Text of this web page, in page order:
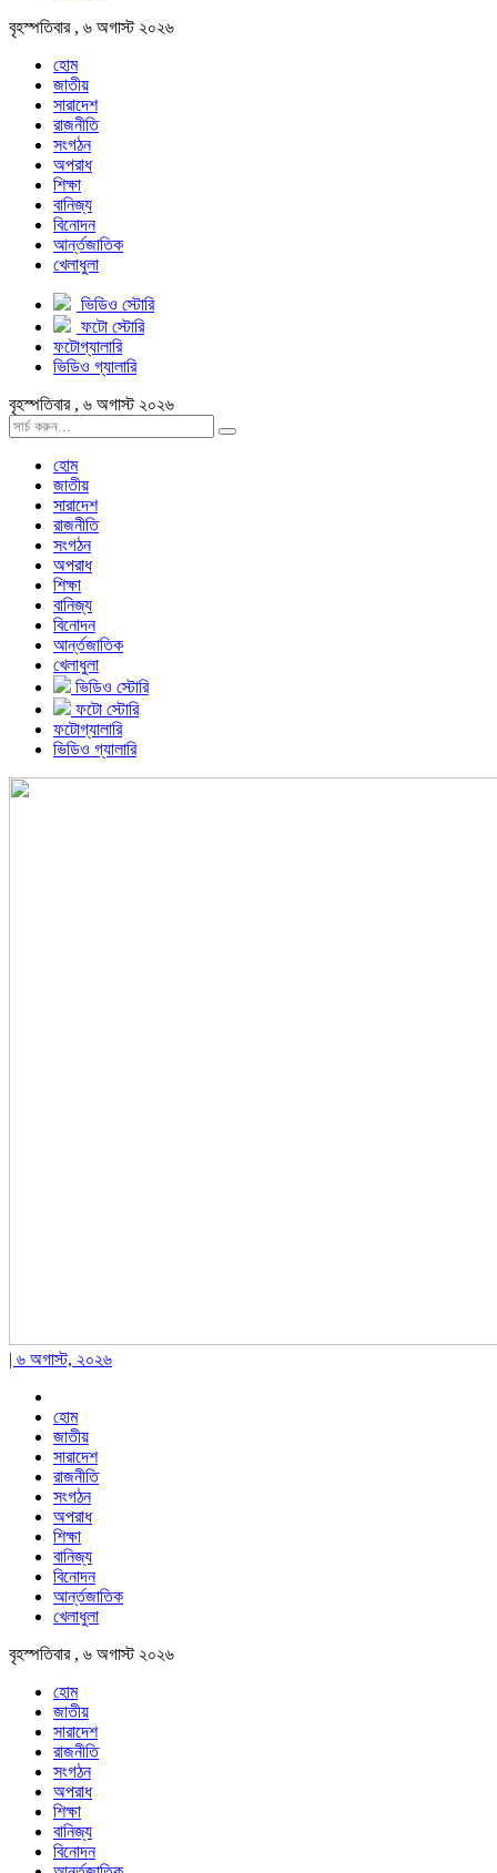
বৃহস্পতিবার , ৬ অগাস্ট ২০২৬
হোম
জাতীয়
সারাদেশ
রাজনীতি
সংগঠন
অপরাধ
শিক্ষা
বানিজ্য
বিনোদন
আর্ন্তজাতিক
খেলাধুলা
ভিডিও স্টোরি
ফটো স্টোরি
ফটোগ্যালারি
ভিডিও গ্যালারি
বৃহস্পতিবার , ৬ অগাস্ট ২০২৬
হোম
জাতীয়
সারাদেশ
রাজনীতি
সংগঠন
অপরাধ
শিক্ষা
বানিজ্য
বিনোদন
আর্ন্তজাতিক
খেলাধুলা
ভিডিও স্টোরি
ফটো স্টোরি
ফটোগ্যালারি
ভিডিও গ্যালারি
| ৬ অগাস্ট, ২০২৬
হোম
জাতীয়
সারাদেশ
রাজনীতি
সংগঠন
অপরাধ
শিক্ষা
বানিজ্য
বিনোদন
আর্ন্তজাতিক
খেলাধুলা
বৃহস্পতিবার , ৬ অগাস্ট ২০২৬
হোম
জাতীয়
সারাদেশ
রাজনীতি
সংগঠন
অপরাধ
শিক্ষা
বানিজ্য
বিনোদন